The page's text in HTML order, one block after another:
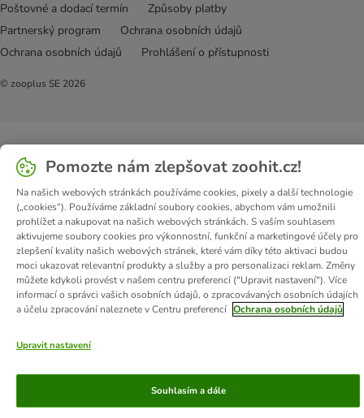
Poštovné a dodací termín
Způsoby platby
Partnerský program
Ochrana osobních údajů
Ochrana osobních údajů
Prohlášení o přístupnosti
© zooplus SE 2026
Pomozte nám zlepšovat zoohit.cz!
Na našich webových stránkách používáme cookies, pixely a další technologie
(„cookies“). Používáme základní soubory cookies, abychom vám umožnili
prohlížet a nakupovat na našich webových stránkách. S vaším souhlasem
aktivujeme soubory cookies pro výkonnostní, funkční a marketingové účely pro
zlepšení kvality našich webových stránek, které vám díky této aktivaci budou
moci ukazovat relevantní produkty a služby a pro personalizaci reklam. Změny
můžete kdykoli provést v našem centru preferencí ("Upravit nastavení"). Více
informací o správci vašich osobních údajů, o zpracovávaných osobních údajích
a účelu zpracování naleznete v Centru preferencí Ochrana osobních údajů
Upravit nastavení
Souhlasím a dále